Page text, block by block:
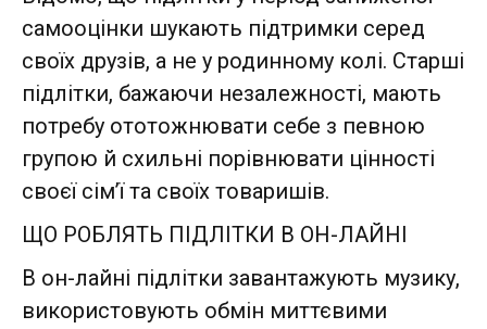
самооцінки шукають підтримки серед
своїх друзів, а не у родинному колі. Старші
підлітки, бажаючи незалежності, мають
потребу ототожнювати себе з певною
групою й схильні порівнювати цінності
своєї сім’ї та своїх товаришів.
ЩО РОБЛЯТЬ ПІДЛІТКИ В ОН-ЛАЙНІ
В он-лайні підлітки завантажують музику,
використовують обмін миттєвими